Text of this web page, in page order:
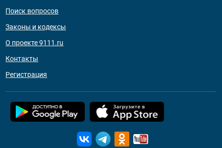
Поиск вопросов
Законы и кодексы
О проекте 9111.ru
Контакты
Регистрация